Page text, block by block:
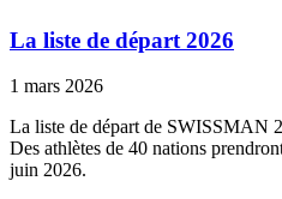
La liste de départ 2026
1 mars 2026
La liste de départ de SWISSMAN
Des athlètes de 40 nations
juin 2026.